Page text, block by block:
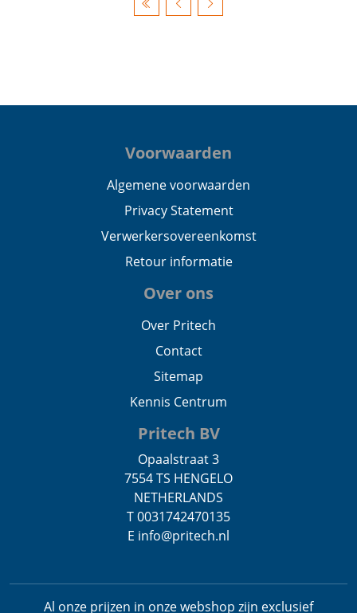
Voorwaarden
Algemene voorwaarden
Privacy Statement
Verwerkersovereenkomst
Retour informatie
Over ons
Over Pritech
Contact
Sitemap
Kennis Centrum
Pritech BV
Opaalstraat 3
7554 TS HENGELO
NETHERLANDS
T 0031742470135
E info@pritech.nl
Al onze prijzen in onze webshop zijn exclusief